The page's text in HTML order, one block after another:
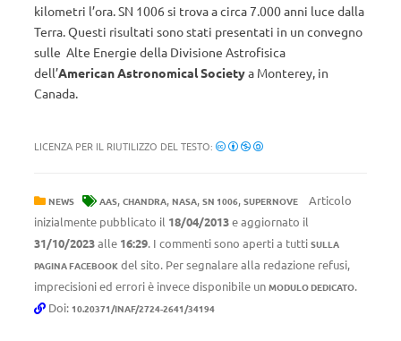
kilometri l’ora. SN 1006 si trova a circa 7.000 anni luce dalla
Terra. Questi risultati sono stati presentati in un convegno
sulle Alte Energie della Divisione Astrofisica
dell’American Astronomical Societya Monterey, in
Canada.
LICENZA PER IL RIUTILIZZO DEL TESTO:
NEWS AAS, CHANDRA, NASA, SN 1006, SUPERNOVE
Articolo
inizialmente pubblicato il 18/04/2013e aggiornato il
31/10/2023alle 16:29. I commenti sono aperti a tutti SULLA
PAGINA FACEBOOK del sito. Per segnalare alla redazione refusi,
imprecisioni ed errori è invece disponibile un MODULO DEDICATO.
Doi: 10.20371/INAF/2724-2641/34194